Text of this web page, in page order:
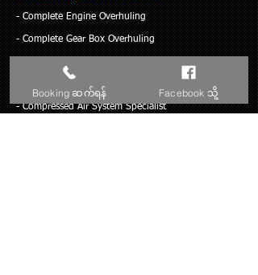
​- Complete Engine Overhuling
- Complete Gear Box Overhuling
- Steering and Suspensions Specialist
- Compressed Air System Specialist
Booking ဆက်ရန် Facebook သို့